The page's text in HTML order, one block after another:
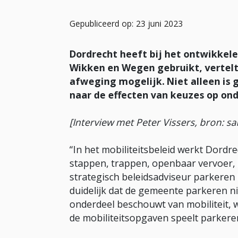
Gepubliceerd op: 23 juni 2023
Dordrecht heeft bij het
Wikken en Wegen gebruikt,
afweging mogelijk. Niet alleen is
naar de effecten van keuzes op
[Interview met Peter Vissers, bron:
“In het mobiliteitsbeleid werkt
stappen, trappen, openbaar vervoer,
strategisch beleidsadviseur parkeren
duidelijk dat de gemeente parkeren
onderdeel beschouwt van mobiliteit,
de mobiliteitsopgaven speelt